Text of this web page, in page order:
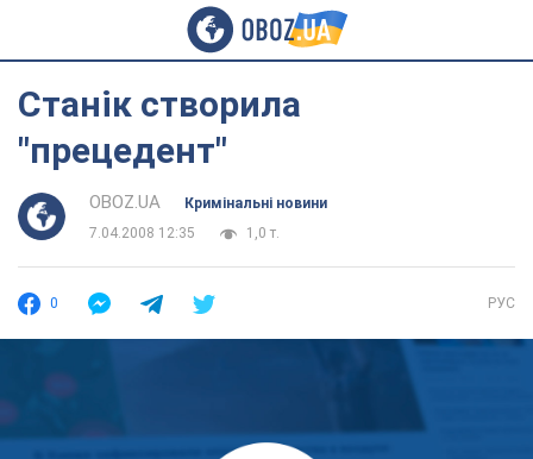
Станік створила
"прецедент"
OBOZ.UA
Кримінальні новини
7.04.2008 12:35
1,0 т.
0 РУС